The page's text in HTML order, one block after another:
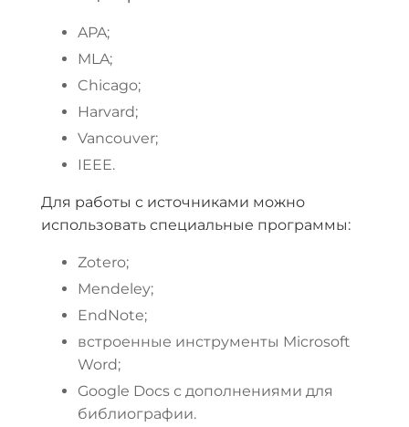
APA;
MLA;
Chicago;
Harvard;
Vancouver;
IEEE.
Для работы с источниками можно
использовать специальные программы:
Zotero;
Mendeley;
EndNote;
встроенные инструменты Microsoft
Word;
Google Docs с дополнениями для
библиографии.